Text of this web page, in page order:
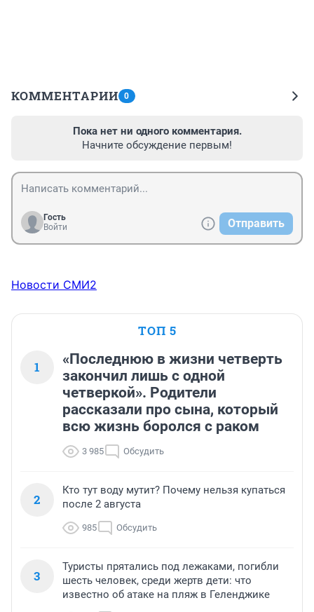
КОММЕНТАРИИ 0
Пока нет ни одного комментария.
Начните обсуждение первым!
Гость
Войти
Отправить
Новости СМИ2
ТОП 5
1
«Последнюю в жизни четверть
закончил лишь с одной
четверкой». Родители
рассказали про сына, который
всю жизнь боролся с раком
3 985 Обсудить
2
Кто тут воду мутит? Почему нельзя купаться
после 2 августа
985 Обсудить
3
Туристы прятались под лежаками, погибли
шесть человек, среди жертв дети: что
известно об атаке на пляж в Геленджике